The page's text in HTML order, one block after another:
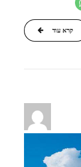
קרא עוד